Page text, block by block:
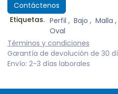
Contáctenos
Etiquetas. Perfil , Bajo , Malla ,
Oval
Términos y condiciones
Garantía de devolución de 30
Envío: 2-3 días laborales